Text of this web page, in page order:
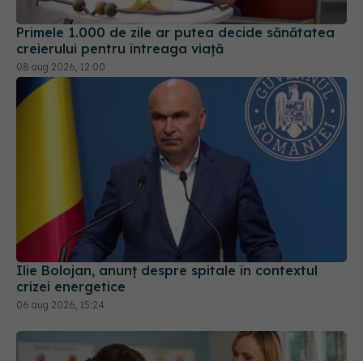
Primele 1.000 de zile ar putea decide sănătatea
creierului pentru întreaga viață
08 aug 2026, 12:00
Ilie Bolojan, anunț despre spitale în contextul
crizei energetice
06 aug 2026, 15:24